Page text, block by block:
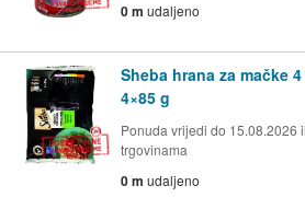
0 m udaljeno
Sheba hrana za mačke
4×85 g
Ponuda vrijedi do 15.08.2026
trgovinama
0 m udaljeno